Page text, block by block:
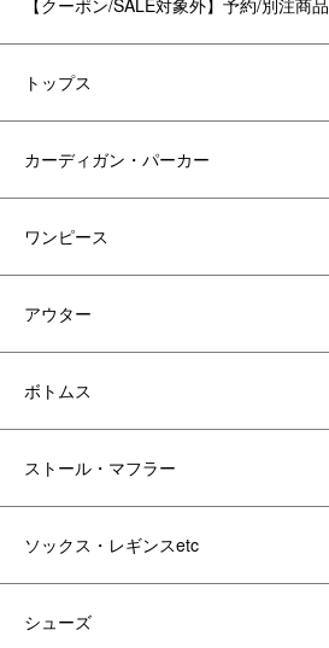
トップス
カーディガン・パーカー
ワンピース
アウター
ボトムス
ストール・マフラー
ソックス・レギンスetc
シューズ